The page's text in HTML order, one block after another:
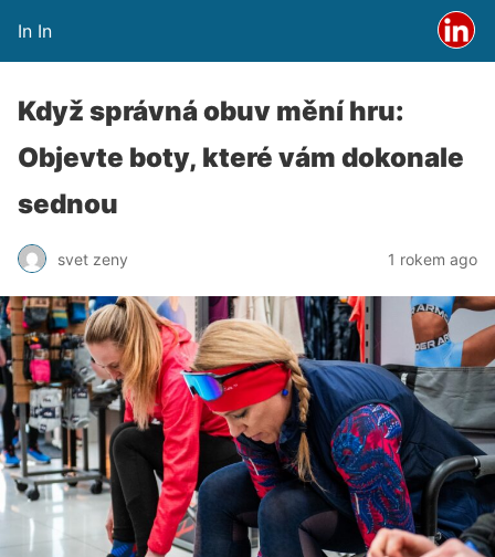
In In
Když správná obuv mění hru:
Objevte boty, které vám dokonale
sednou
svet zeny 1 rokem ago